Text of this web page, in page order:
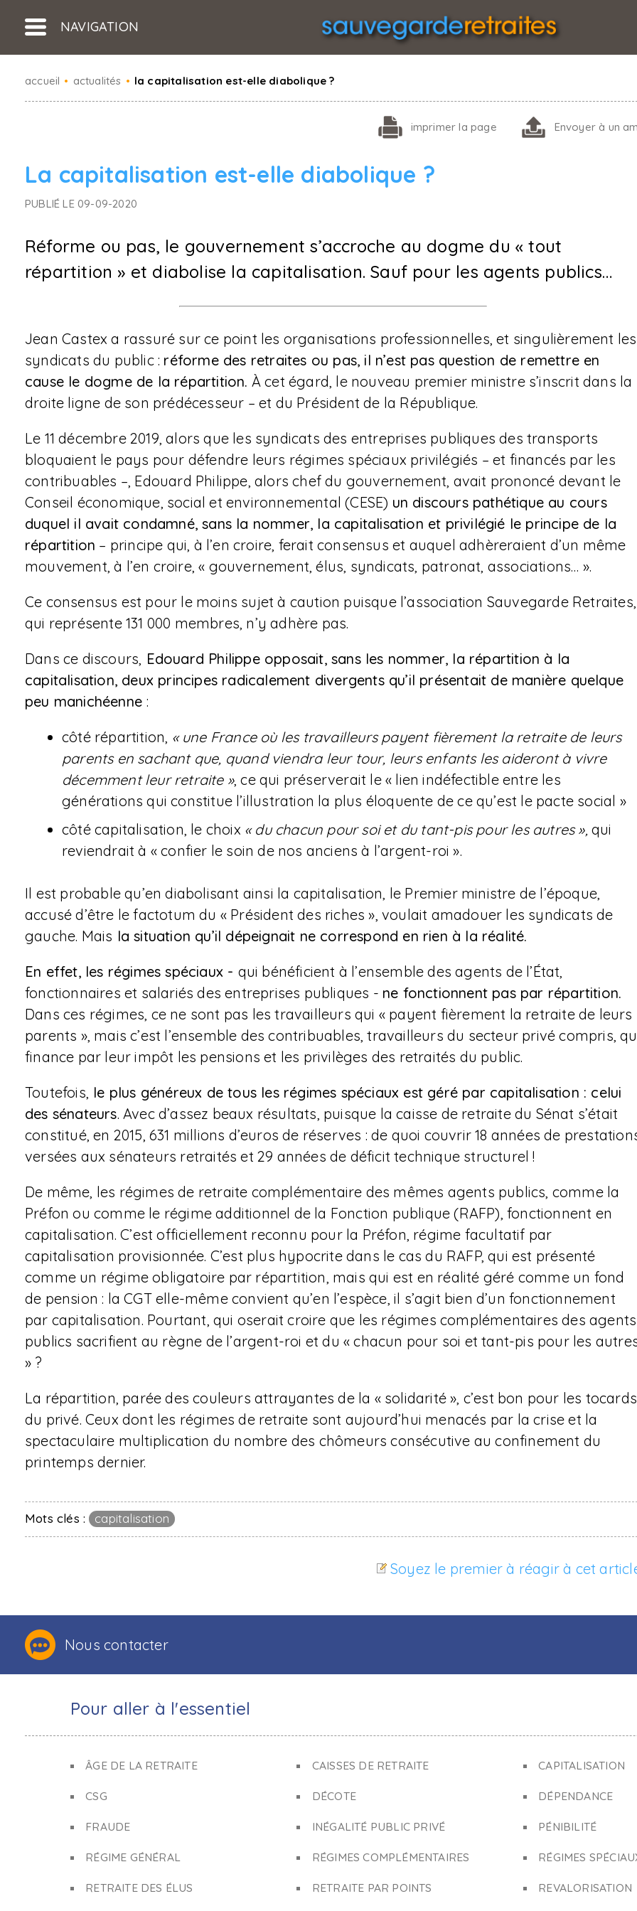
NAVIGATION
accueil • actualités • la capitalisation est-elle diabolique ?
imprimer la page Envoyer à un
La capitalisation est-elle diabolique ?
PUBLIÉ LE 09-09-2020
Réforme ou pas, le gouvernement s’accroche au dogme du « tout
répartition » et diabolise la capitalisation. Sauf pour les agents publics…
Jean Castex a rassuré sur ce point les organisations professionnelles, et singulièrement les
syndicats du public : réforme des retraites ou pas, il n’est pas question de remettre en
cause le dogme de la répartition. À cet égard, le nouveau premier ministre s’inscrit dans la
droite ligne de son prédécesseur – et du Président de la République.
Le 11 décembre 2019, alors que les syndicats des entreprises publiques des transports
bloquaient le pays pour défendre leurs régimes spéciaux privilégiés – et financés par les
contribuables –, Edouard Philippe, alors chef du gouvernement, avait prononcé devant le
Conseil économique, social et environnemental (CESE) un discours pathétique au cours
duquel il avait condamné, sans la nommer, la capitalisation et privilégié le principe de la
répartition – principe qui, à l’en croire, ferait consensus et auquel adhèreraient d’un même
mouvement, à l’en croire, « gouvernement, élus, syndicats, patronat, associations… ».
Ce consensus est pour le moins sujet à caution puisque l’association Sauvegarde Retraites,
qui représente 131 000 membres, n’y adhère pas.
Dans ce discours, Edouard Philippe opposait, sans les nommer, la répartition à la
capitalisation, deux principes radicalement divergents qu’il présentait de manière quelque
peu manichéenne:
côté répartition, « une France où les travailleurs payent fièrement la retraite de leurs
parents en sachant que, quand viendra leur tour, leurs enfants les aideront à vivre
décemment leur retraite », ce qui préserverait le « lien indéfectible entre les
générations qui constitue l’illustration la plus éloquente de ce qu’est le pacte social »
côté capitalisation, le choix « du chacun pour soi et du tant-pis pour les autres »,qui
reviendrait à « confier le soin de nos anciens à l’argent-roi ».
Il est probable qu’en diabolisant ainsi la capitalisation, le Premier ministre de l’époque,
accusé d’être le factotum du « Président des riches », voulait amadouer les syndicats de
gauche. Mais la situation qu’il dépeignait ne correspond en rien à la réalité.
En effet, les régimes spéciaux - qui bénéficient à l’ensemble des agents de l’État,
fonctionnaires et salariés des entreprises publiques - ne fonctionnent pas par répartition.
Dans ces régimes, ce ne sont pas les travailleurs qui « payent fièrement la retraite de leurs
parents », mais c’est l’ensemble des contribuables, travailleurs du secteur privé compris,
finance par leur impôt les pensions et les privilèges des retraités du public.
Toutefois, le plus généreux de tous les régimes spéciaux est géré par capitalisation : celui
des sénateurs. Avec d’assez beaux résultats, puisque la caisse de retraite du Sénat s’était
constitué, en 2015, 631 millions d’euros de réserves : de quoi couvrir 18 années de
versées aux sénateurs retraités et 29 années de déficit technique structurel !
De même, les régimes de retraite complémentaire des mêmes agents publics, comme la
Préfon ou comme le régime additionnel de la Fonction publique (RAFP), fonctionnent en
capitalisation. C’est officiellement reconnu pour la Préfon, régime facultatif par
capitalisation provisionnée. C’est plus hypocrite dans le cas du RAFP, qui est présenté
comme un régime obligatoire par répartition, mais qui est en réalité géré comme un fond
de pension : la CGT elle-même convient qu’en l’espèce, il s’agit bien d’un fonctionnement
par capitalisation. Pourtant, qui oserait croire que les régimes complémentaires des agents
publics sacrifient au règne de l’argent-roi et du « chacun pour soi et tant-pis pour les
» ?
La répartition, parée des couleurs attrayantes de la « solidarité », c’est bon pour les tocards
du privé. Ceux dont les régimes de retraite sont aujourd’hui menacés par la crise et la
spectaculaire multiplication du nombre des chômeurs consécutive au confinement du
printemps dernier.
Mots clés : capitalisation
Soyez le premier à réagir à cet
Nous contacter
Pour aller à l'essentiel
ÂGE DE LA RETRAITE CAISSES DE RETRAITE CAPITALISATION
CSG DÉCOTE DÉPENDANCE
FRAUDE INÉGALITÉ PUBLIC PRIVÉ PÉNIBILITÉ
RÉGIME GÉNÉRAL RÉGIMES COMPLÉMENTAIRES RÉGIMES
RETRAITE DES ÉLUS RETRAITE PAR POINTS REVALORISATION